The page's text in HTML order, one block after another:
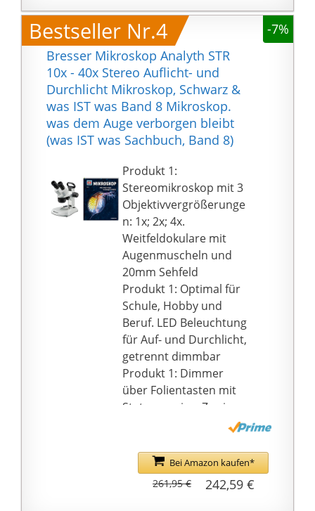
Immersions-Öl
Beobachtungsobjekte
mittels Grob- und
Feintreib exakt
ausrichten.
Der trinokulare Aufsatz
ermöglicht den
Anschluss einer
MikroCam. Einstellbarer
Augenabstand und ein
Dioptrienausgleich
gehören zum Standard.
Weitere Merkmale sind
Abbe Kondensor mit
Filterhalter und
Irisblende und ein
umfangreiches
Zubehör.
Abmessungen:
377x250x422 mm /
Gewicht: 7,9 kg; Der
Betrieb erfolgt via
Netzteil (im
Lieferumfang
enthalten)
Staubschutzhülle; 2x
Okular; 4x Objektiv; 1x
Kondensor;
Bestseller Nr.4
-7%
Bresser Mikroskop Analyth STR
10x - 40x Stereo Auflicht- und
Durchlicht Mikroskop, Schwarz &
was IST was Band 8 Mikroskop.
was dem Auge verborgen bleibt
(was IST was Sachbuch, Band 8)
Produkt 1:
Stereomikroskop mit 3
Objektivvergrößerunge
n: 1x; 2x; 4x.
Weitfeldokulare mit
Augenmuscheln und
20mm Sehfeld
Produkt 1: Optimal für
Schule, Hobby und
Beruf. LED Beleuchtung
für Auf- und Durchlicht,
getrennt dimmbar
Produkt 1: Dimmer
über Folientasten mit
Statusanzeige. Zwei
matt), mit
Präparateklammern.
Stativ mit LED
Bei Amazon kaufen*
242,59 €
261,95 €